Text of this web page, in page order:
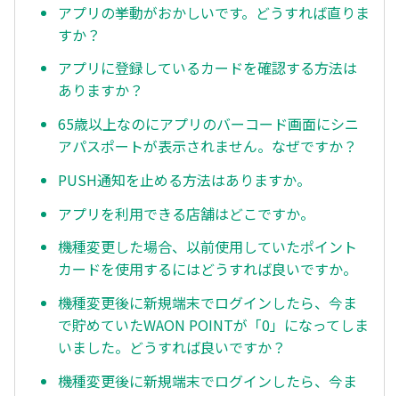
アプリの挙動がおかしいです。どうすれば直りま
すか？
アプリに登録しているカードを確認する方法は
ありますか？
65歳以上なのにアプリのバーコード画面にシニ
アパスポートが表示されません。なぜですか？
PUSH通知を止める方法はありますか。
アプリを利用できる店舗はどこですか。
機種変更した場合、以前使用していたポイント
カードを使用するにはどうすれば良いですか。
機種変更後に新規端末でログインしたら、今ま
で貯めていたWAON POINTが「0」になってしま
いました。どうすれば良いですか？
機種変更後に新規端末でログインしたら、今ま